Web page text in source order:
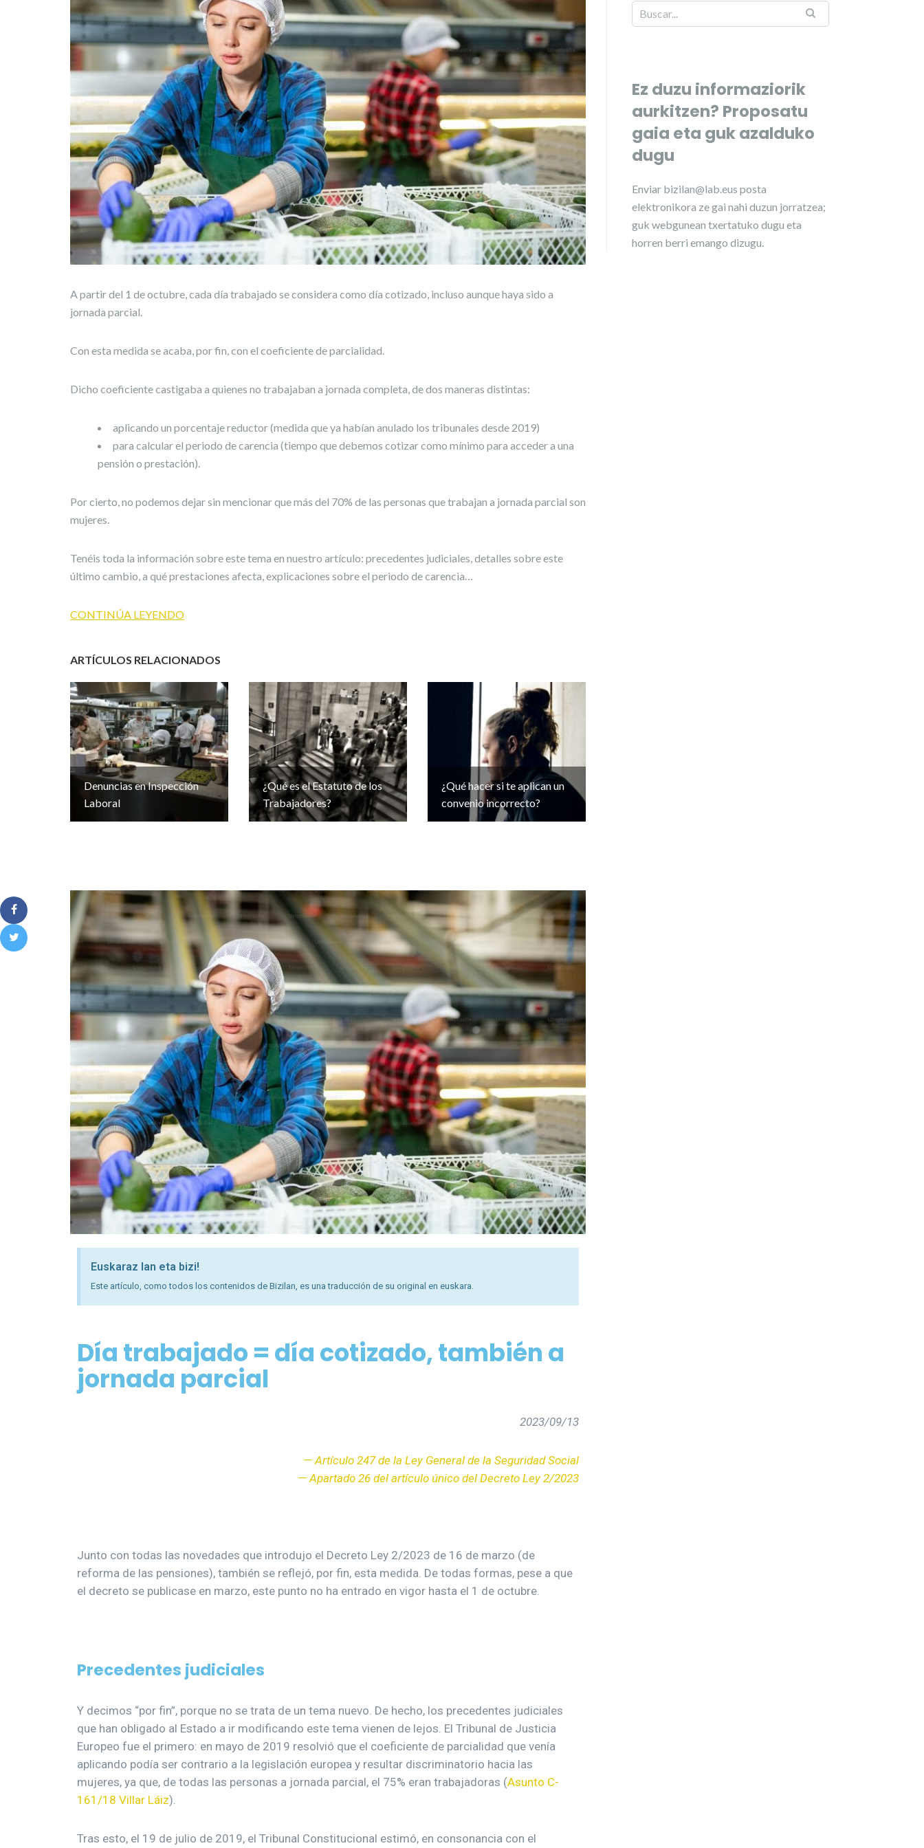
A partir del 1 de octubre, cada día trabajado se considera como día cotizado, incluso aunque haya sido a
jornada parcial.
Con esta medida se acaba, por fin, con el coeficiente de parcialidad.
Dicho coeficiente castigaba a quienes no trabajaban a jornada completa, de dos maneras distintas:
aplicando un porcentaje reductor (medida que ya habían anulado los tribunales desde 2019)
para calcular el periodo de carencia (tiempo que debemos cotizar como mínimo para acceder a una
pensión o prestación).
Por cierto, no podemos dejar sin mencionar que más del 70% de las personas que trabajan a jornada parcial son
mujeres.
Tenéis toda la información sobre este tema en nuestro artículo: precedentes judiciales, detalles sobre este
último cambio, a qué prestaciones afecta, explicaciones sobre el periodo de carencia…
CONTINÚA LEYENDO
ARTÍCULOS RELACIONADOS
Denuncias en Inspección
Laboral
¿Qué es el Estatuto de los
Trabajadores?
¿Qué hacer si te aplican un
convenio incorrecto?
Euskaraz lan eta bizi!
Este artículo, como todos los contenidos de Bizilan, es una traducción de su original en euskara.
Día trabajado = día cotizado, también a
jornada parcial
2023/09/13
— Artículo 247 de la Ley General de la Seguridad Social
— Apartado 26 del artículo único del Decreto Ley 2/2023
Junto con todas las novedades que introdujo el Decreto Ley 2/2023 de 16 de marzo (de
reforma de las pensiones), también se reflejó, por fin, esta medida. De todas formas, pese a que
el decreto se publicase en marzo, este punto no ha entrado en vigor hasta el 1 de octubre.
Precedentes judiciales
Y decimos “por fin”, porque no se trata de un tema nuevo. De hecho, los precedentes judiciales
que han obligado al Estado a ir modificando este tema vienen de lejos. El Tribunal de Justicia
Europeo fue el primero: en mayo de 2019 resolvió que el coeficiente de parcialidad que venía
aplicando podía ser contrario a la legislación europea y resultar discriminatorio hacia las
mujeres, ya que, de todas las personas a jornada parcial, el 75% eran trabajadoras (Asunto C-
161/18 Villar Láiz).
Tras esto, el 19 de julio de 2019, el Tribunal Constitucional estimó, en consonancia con el
Ez duzu informaziorik
aurkitzen? Proposatu
gaia eta guk azalduko
dugu
Enviar bizilan@lab.eus posta
elektronikora ze gai nahi duzun jorratzea;
guk webgunean txertatuko dugu eta
horren berri emango dizugu.